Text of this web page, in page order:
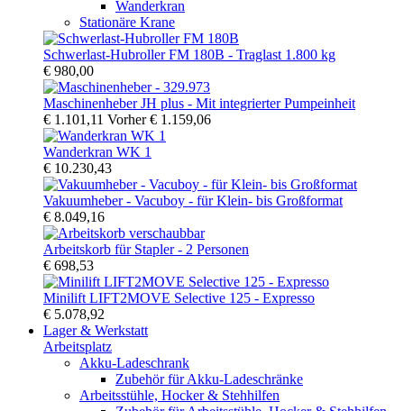
Wanderkran
Stationäre Krane
Schwerlast-Hubroller FM 180B - Traglast 1.800 kg
€ 980,00
Maschinenheber JH plus - Mit integrierter Pumpeinheit
€ 1.101,11 Vorher€ 1.159,06
Wanderkran WK 1
€ 10.230,43
Vakuumheber - Vacuboy - für Klein- bis Großformat
€ 8.049,16
Arbeitskorb für Stapler - 2 Personen
€ 698,53
Minilift LIFT2MOVE Selective 125 - Expresso
€ 5.078,92
Lager & Werkstatt
Arbeitsplatz
Akku-Ladeschrank
Zubehör für Akku-Ladeschränke
Arbeitsstühle, Hocker & Stehhilfen